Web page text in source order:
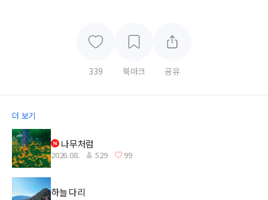
339 북마크 공유
더 보기
나무처럼
2026.08. 529 99
하늘 다리